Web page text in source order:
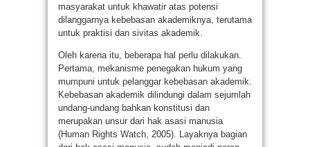
masyarakat untuk khawatir atas potensi
dilanggarnya kebebasan akademiknya, terutama
untuk praktisi dan sivitas akademik.
Oleh karena itu, beberapa hal perlu dilakukan.
Pertama, mekanisme penegakan hukum yang
mumpuni untuk pelanggar kebebasan akademik.
Kebebasan akademik dilindungi dalam sejumlah
undang-undang bahkan konstitusi dan
merupakan unsur dari hak asasi manusia
(Human Rights Watch, 2005). Layaknya bagian